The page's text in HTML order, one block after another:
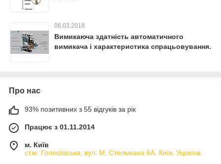
06.03.2018
Вимикаюча здатність автоматичного
вимикача і характеристика спрацьовування.
Про нас
93% позитивних з 55 відгуків за рік
Працює з 01.11.2014
м. Київ
ст.м. Голосіївська, вул. М. Стельмаха 6А, Київ, Україна